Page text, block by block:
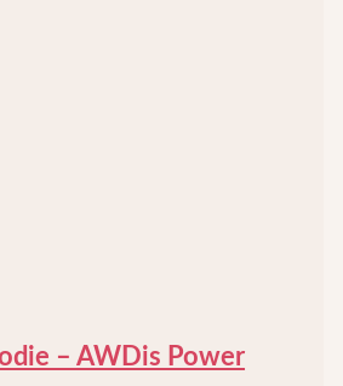
– AWDis Power